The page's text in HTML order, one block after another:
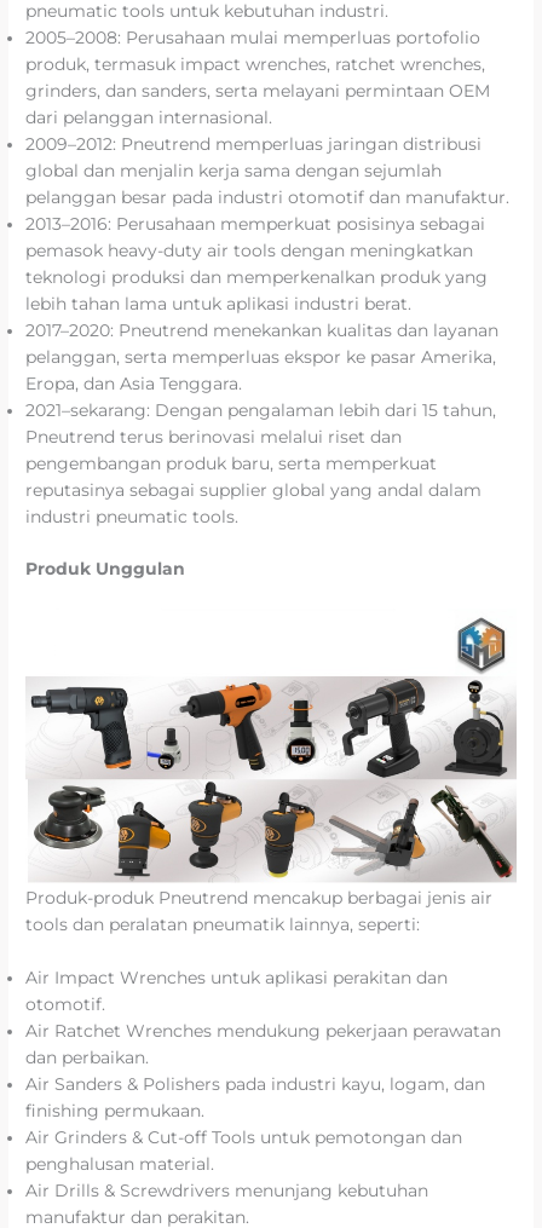
pneumatic tools untuk kebutuhan industri.
2005–2008: Perusahaan mulai memperluas portofolio
produk, termasuk impact wrenches, ratchet wrenches,
grinders, dan sanders, serta melayani permintaan OEM
dari pelanggan internasional.
2009–2012: Pneutrend memperluas jaringan distribusi
global dan menjalin kerja sama dengan sejumlah
pelanggan besar pada industri otomotif dan manufaktur.
2013–2016: Perusahaan memperkuat posisinya sebagai
pemasok heavy-duty air tools dengan meningkatkan
teknologi produksi dan memperkenalkan produk yang
lebih tahan lama untuk aplikasi industri berat.
2017–2020: Pneutrend menekankan kualitas dan layanan
pelanggan, serta memperluas ekspor ke pasar Amerika,
Eropa, dan Asia Tenggara.
2021–sekarang: Dengan pengalaman lebih dari 15 tahun,
Pneutrend terus berinovasi melalui riset dan
pengembangan produk baru, serta memperkuat
reputasinya sebagai supplier global yang andal dalam
industri pneumatic tools.
Produk Unggulan
Produk-produk Pneutrend mencakup berbagai jenis air
tools dan peralatan pneumatik lainnya, seperti:
Air Impact Wrenches untuk aplikasi perakitan dan
otomotif.
Air Ratchet Wrenches mendukung pekerjaan perawatan
dan perbaikan.
Air Sanders & Polishers pada industri kayu, logam, dan
finishing permukaan.
Air Grinders & Cut-off Tools untuk pemotongan dan
penghalusan material.
Air Drills & Screwdrivers menunjang kebutuhan
manufaktur dan perakitan.